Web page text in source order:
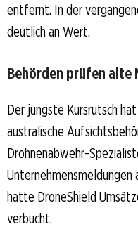
entfernt. In der
deutlich an Wert.
Behörden prüfen alte
Der jüngste Kursrutsch
australische
Drohnenabwehr-
Unternehmensmeldungen
hatte DroneShield
verbucht.